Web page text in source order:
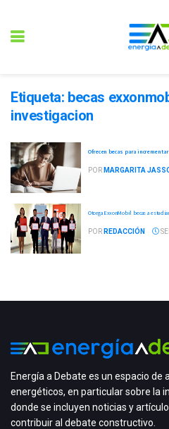
Etiqueta: becas
investigacion
Ofrecen becas para
POR MARGARITA
Otorga ExxonMobil becas a
POR REDACCIÓN
Energía a Debate es un espacio de
energéticos, en particular sobre la
donde se incluyen noticias y
contribuir al debate constructivo.